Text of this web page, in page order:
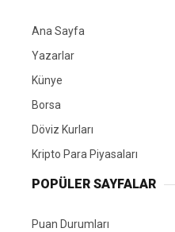
Ana Sayfa
Yazarlar
Künye
Borsa
Döviz Kurları
Kripto Para Piyasaları
POPÜLER SAYFALAR
Puan Durumları